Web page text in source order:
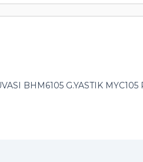
BHM6105 G.YASTIK